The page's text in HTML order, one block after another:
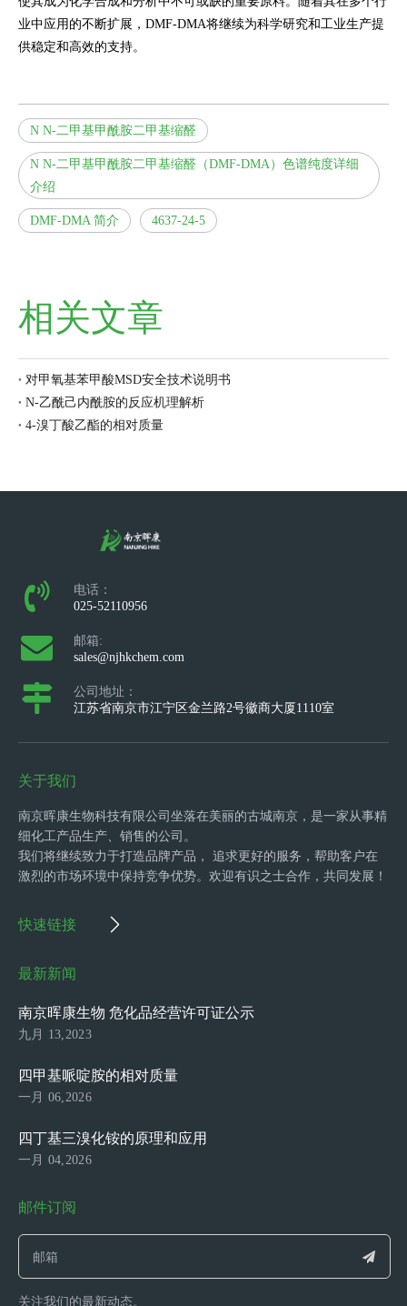
业中应用的不断扩展，DMF-DMA将继续为科学研究和工业生产提
供稳定和高效的支持。
N N-二甲基甲酰胺二甲基缩醛
N N-二甲基甲酰胺二甲基缩醛（DMF-DMA）色谱纯度详细
介绍
DMF-DMA 简介 4637-24-5
相关文章
对甲氧基苯甲酸MSD安全技术说明书
N-乙酰己内酰胺的反应机理解析
4-溴丁酸乙酯的相对质量
电话：
025-52110956
邮箱:
sales@njhkchem.com
公司地址：
江苏省南京市江宁区金兰路2号徽商大厦1110室
关于我们
南京晖康生物科技有限公司坐落在美丽的古城南京，是一家从事精
细化工产品生产、销售的公司。
我们将继续致力于打造品牌产品， 追求更好的服务，帮助客户在
激烈的市场环境中保持竞争优势。欢迎有识之士合作，共同发展！
快速链接
最新新闻
南京晖康生物 危化品经营许可证公示
九月 13,2023
四甲基哌啶胺的相对质量
一月 06,2026
四丁基三溴化铵的原理和应用
一月 04,2026
邮件订阅
关注我们的最新动态。